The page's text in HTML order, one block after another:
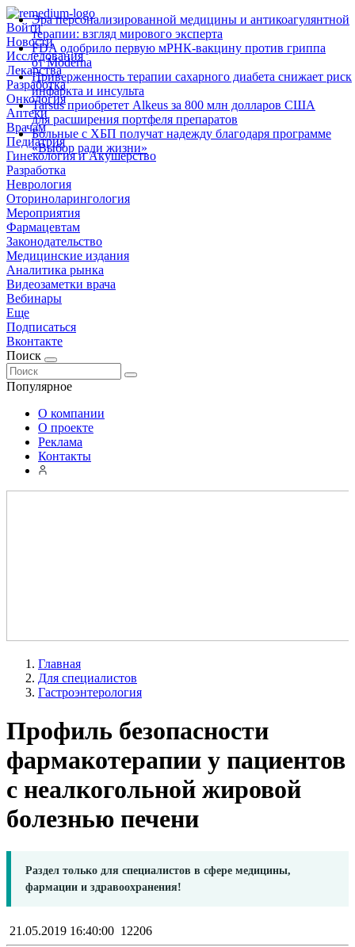
Войти
Новости
Исследования
Лекарства
Разработка
Онкология
Аптеки
Врачам
Педиатрия
Гинекология и Акушерство
Разработка
Неврология
Оториноларингология
Мероприятия
Фармацевтам
Законодательство
Медицинские издания
Аналитика рынка
Видеозаметки врача
Вебинары
Еще
Подписаться
Вконтакте
Поиск
Популярное
Эра персонализированной медицины и антикоагулянтной
терапии: взгляд мирового эксперта
FDA одобрило первую мРНК‑вакцину против гриппа
от Moderna
Приверженность терапии сахарного диабета снижает риск
инфаркта и инсульта
Tarsus приобретет Alkeus за 800 млн долларов США
для расширения портфеля препаратов
Больные с ХБП получат надежду благодаря программе
«Выбор ради жизни»
О компании
О проекте
Реклама
Контакты
Главная
Для специалистов
Гастроэнтерология
Профиль безопасности
фармакотерапии у пациентов
с неалкогольной жировой
болезнью печени
Раздел только для специалистов в сфере медицины,
фармации и здравоохранения!
21.05.2019 16:40:00 12206